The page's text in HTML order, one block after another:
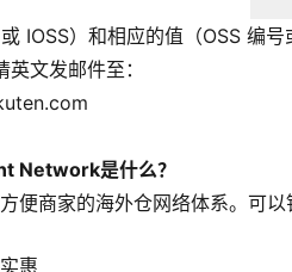
IOSS）和相应的值（OSS 编号
文发邮件至：
Network是什么？
便商家的海外仓网络体系。可
惠